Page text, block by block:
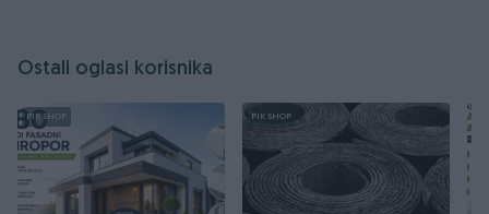
Ostali oglasi korisnika
PIK SHOP PIK SHOP